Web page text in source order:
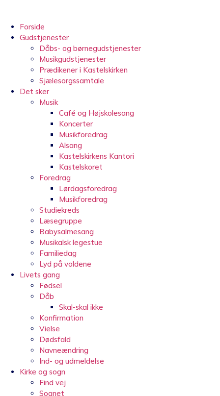
indholdForside
Gudstjenester
Dåbs- og børnegudstjenester
Musikgudstjenester
Prædikener i Kastelskirken
Sjælesorgssamtale
Det sker
Musik
Café og Højskolesang
Koncerter
Musikforedrag
Alsang
Kastelskirkens Kantori
Kastelskoret
Foredrag
Lørdagsforedrag
Musikforedrag
Studiekreds
Læsegruppe
Babysalmesang
Musikalsk legestue
Familiedag
Lyd på voldene
Livets gang
Fødsel
Dåb
Skal-skal ikke
Konfirmation
Vielse
Dødsfald
Navneændring
Ind- og udmeldelse
Kirke og sogn
Find vej
Sognet